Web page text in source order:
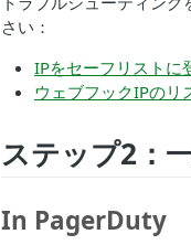
さい：
IPをセーフリストに
ウェブフックIPのリ
ステップ2：
In PagerDuty